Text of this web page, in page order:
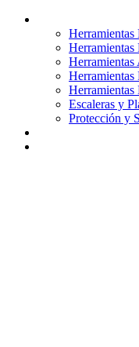
Herramientas
Herramientas
Herramientas
Herramientas
Herramientas
Escaleras y
Protección y